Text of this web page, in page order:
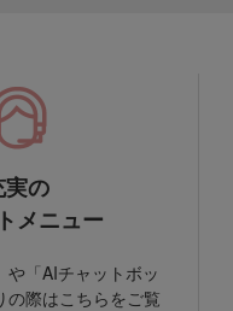
実の
メニュー
や「AIチャットボッ
の際はこちらをご覧